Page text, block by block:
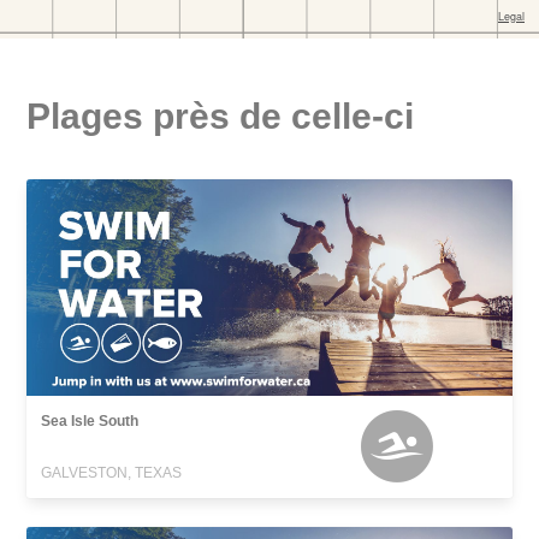
Plages près de celle-ci
Sea Isle South
GALVESTON, TEXAS